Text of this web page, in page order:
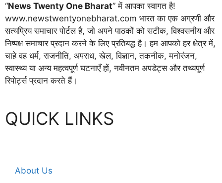
“News Twenty One Bharat” में आपका स्वागत है!
www.newstwentyonebharat.com भारत का एक अग्रणी और
सत्यप्रिय समाचार पोर्टल है, जो अपने पाठकों को सटीक, विश्वसनीय और
निष्पक्ष समाचार प्रदान करने के लिए प्रतिबद्ध है। हम आपको हर क्षेत्र में,
चाहे वह धर्म, राजनीति, अपराध, खेल, विज्ञान, तकनीक, मनोरंजन,
स्वास्थ्य या अन्य महत्वपूर्ण घटनाएँ हों, नवीनतम अपडेट्स और तथ्यपूर्ण
रिपोर्ट्स प्रदान करते हैं।
QUICK LINKS
About Us